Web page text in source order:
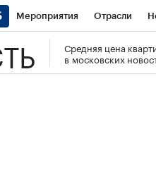
Мероприятия Отрасли
РБК Курсы РБК Life
Средняя цена
в московских